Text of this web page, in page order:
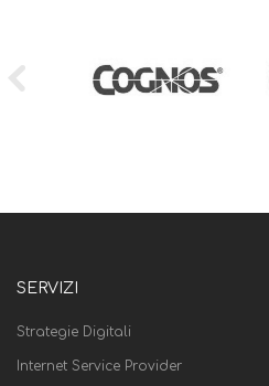
SERVIZI
Strategie Digitali
Internet Service Provider